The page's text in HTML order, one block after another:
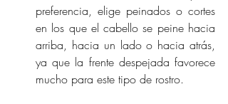
preferencia, elige peinados o cortes
en los que el cabello se peine hacia
arriba, hacia un lado o hacia atrás,
ya que la frente despejada favorece
mucho para este tipo de rostro.